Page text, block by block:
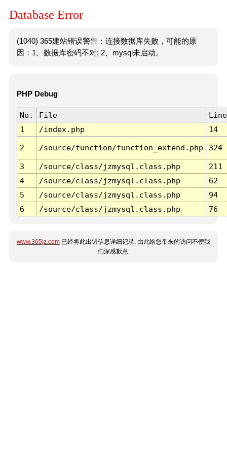
Database Error
(1040) 365建站错误警告：连接数据库失败，可能的原
因：1、数据库密码不对; 2、mysql未启动。
PHP Debug
No. File
Line
1
/index.php 14
2 /source/function/function_extend.php 324
3 /source/class/jzmysql.class.php
211
4
/source/class/jzmysql.class.php
62
5
/source/class/jzmysql.class.php
94
6
/source/class/jzmysql.class.php 76
www.365jz.com 已经将此出错信息详细记录, 由此给您带来的访问不便我
们深感歉意.